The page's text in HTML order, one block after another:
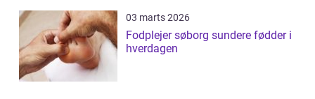
03 marts 2026
Fodplejer søborg sundere fødder i
hverdagen